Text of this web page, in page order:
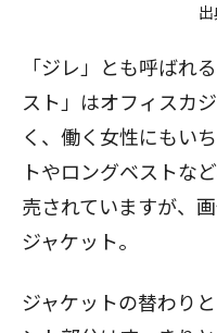
出
「ジレ」とも呼ばれ
スト」はオフィスカ
く、働く女性にもい
トやロングベストな
売されていますが、
ジャケット。
ジャケットの替わり